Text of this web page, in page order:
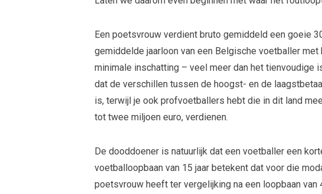
Een poetsvrouw verdient bruto gemiddeld een goeie
gemiddelde jaarloon van een Belgische voetballer
minimale inschatting – veel meer dan het tienvoudige
dat de verschillen tussen de hoogst- en de
is, terwijl je ook profvoetballers hebt die in dit land
tot twee miljoen euro, verdienen.
De dooddoener is natuurlijk dat een voetballer een
voetballoopbaan van 15 jaar betekent dat voor die
poetsvrouw heeft ter vergelijking na een loopbaan van